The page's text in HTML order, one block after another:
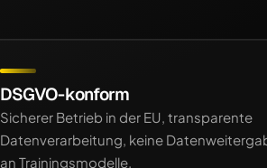
DSGVO-konform
Sicherer Betrieb in der EU, transparente
Datenverarbeitung, keine
an Trainingsmodelle.